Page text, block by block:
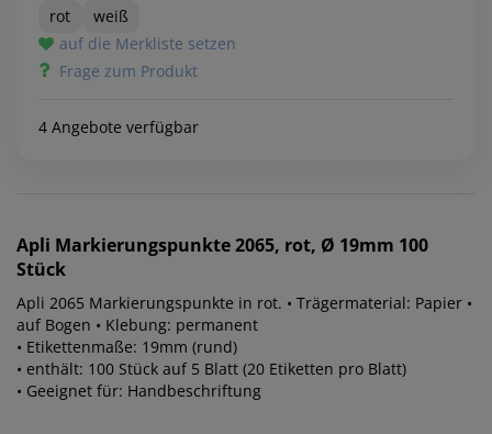
rot
weiß
auf die Merkliste setzen
Frage zum Produkt
4 Angebote verfügbar
Apli Markierungspunkte 2065, rot, Ø 19mm 100
Stück
Apli 2065 Markierungspunkte in rot. • Trägermaterial: Papier •
auf Bogen • Klebung: permanent
• Etikettenmaße: 19mm (rund)
• enthält: 100 Stück auf 5 Blatt (20 Etiketten pro Blatt)
• Geeignet für: Handbeschriftung